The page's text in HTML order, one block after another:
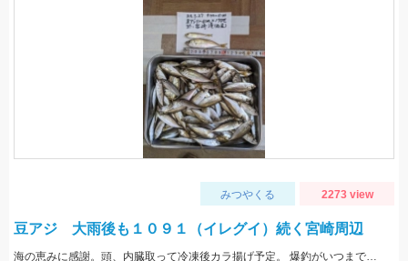
みつやくる 2273 view
豆アジ 大雨後も１０９１（イレグイ）続く宮崎周辺
海の恵みに感謝。頭、内臓取って冷凍後カラ揚げ予定。 爆釣がいつまで続くか見守りたい。